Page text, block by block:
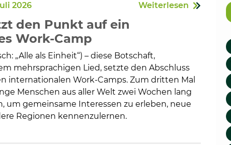
2026 Weiterlesen
den Punkt auf ein
Work-Camp
„Alle als Einheit“) – diese Botschaft,
mehrsprachigen Lied, setzte den Abschluss
internationalen Work-Camps. Zum dritten Mal
Menschen aus aller Welt zwei Wochen lang
um gemeinsame Interessen zu erleben, neue
Regionen kennenzulernen.